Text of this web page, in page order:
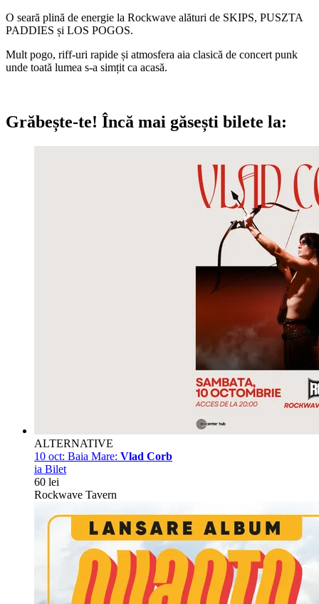
O seară plină de energie la Rockwave alături de SKIPS, PUSZTA
PADDIES și LOS POGOS.
Mult pogo, riff-uri rapide și atmosfera aia clasică de concert punk
unde toată lumea s-a simțit ca acasă.
Grăbește-te! Încă mai găsești bilete la:
ALTERNATIVE
10 oct: Baia Mare: Vlad Corb
ia Bilet
60 lei
Rockwave Tavern